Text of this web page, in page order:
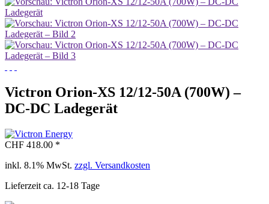
Victron Orion-XS 12/12-50A (700W) –
DC-DC Ladegerät
CHF 418.00 *
inkl. 8.1% MwSt. zzgl. Versandkosten
Lieferzeit ca. 12-18 Tage